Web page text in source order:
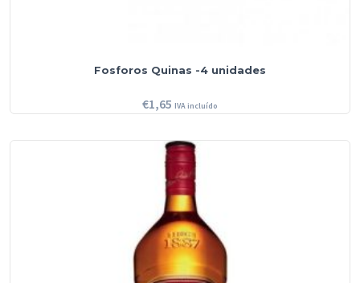
Fosforos Quinas -4 unidades
€1,65 IVA incluído